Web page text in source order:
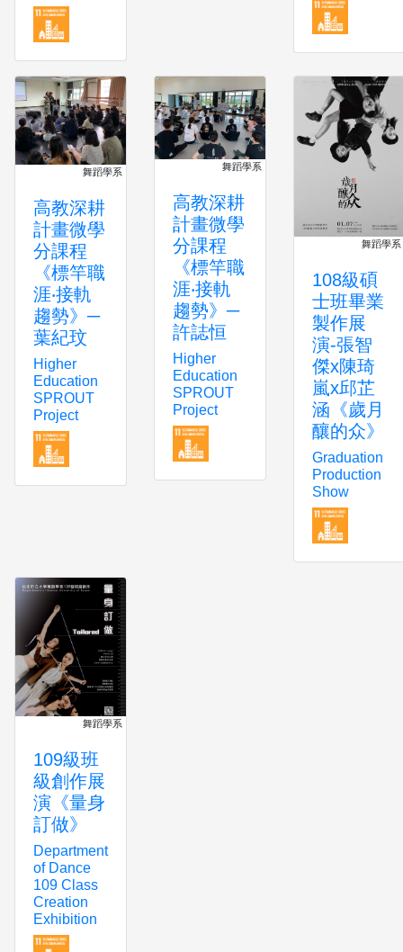
舞蹈學系
高教深耕
計畫微學
分課程
《標竿職
涯‧接軌
趨勢》─
葉紀玟
Higher
Education
SPROUT
Project
舞蹈學系
高教深耕
計畫微學
分課程
《標竿職
涯‧接軌
趨勢》─
許誌恒
Higher
Education
SPROUT
Project
舞蹈學系
108級碩
士班畢業
製作展
演-張智
傑x陳琦
嵐x邱芷
涵《歲月
釀的众》
Graduation
Production
Show
舞蹈學系
109級班
級創作展
演《量身
訂做》
Department
of Dance
109 Class
Creation
Exhibition